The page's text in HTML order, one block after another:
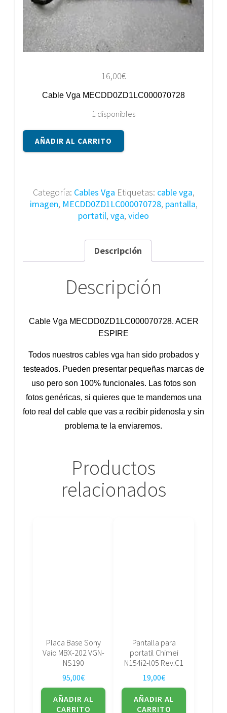
16,00€
Cable Vga MECDD0ZD1LC000070728
1 disponibles
Cable
Vga
AÑADIR AL CARRITO
Categoría: Cables Vga Etiquetas: cable vga,
imagen, MECDD0ZD1LC000070728, pantalla,
portatil, vga, video
Descripción
Descripción
Cable Vga MECDD0ZD1LC000070728. ACER
ESPIRE
Todos nuestros cables vga han sido probados y
testeados. Pueden presentar pequeñas marcas de
uso pero son 100% funcionales. Las fotos son
fotos genéricas, si quieres que te mandemos una
foto real del cable que vas a recibir pidenosla y sin
problema te la enviaremos.
Productos
relacionados
Placa Base Sony
Vaio MBX-202 VGN-
NS190
95,00€
AÑADIR AL
CARRITO
Pantalla para
portatil Chimei
N154i2-l05 Rev:C1
19,00€
AÑADIR AL
CARRITO